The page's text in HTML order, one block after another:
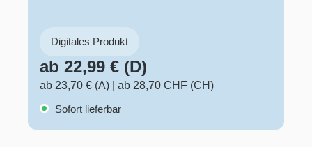
Digitales Produkt
ab 22,99 € (D)
ab 23,70 € (A)
ab 28,70 CHF (CH)
Sofort lieferbar